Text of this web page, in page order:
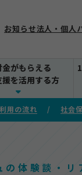
お知らせ法人・個人
金がもらえる
を活用する方
用の流れ 社会
の体験談・リ